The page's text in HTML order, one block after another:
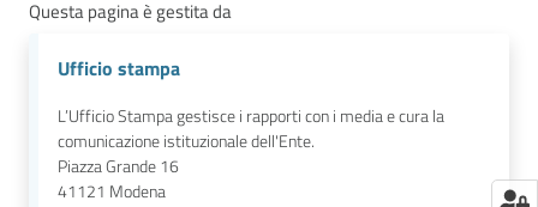
Questa pagina è gestita da
Ufficio stampa
L’Ufficio Stampa gestisce i rapporti con i media e cura la
comunicazione istituzionale dell'Ente.
Piazza Grande 16
41121 Modena